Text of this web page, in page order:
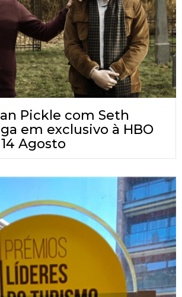
Pickle com Seth
em exclusivo à HBO
Agosto